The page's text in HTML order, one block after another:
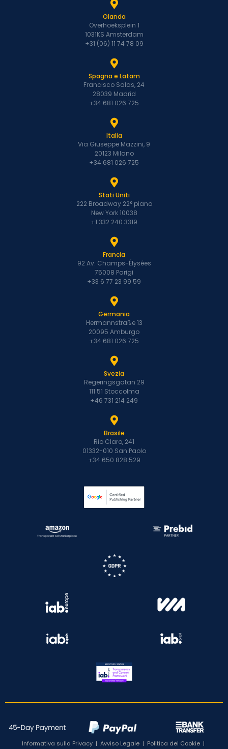
Olanda
Overhoeksplein 1
1031KS Amsterdam
+31 (06) 11 74 78 09
Spagna e Latam
Francisco Salas, 24
28039 Madrid
+34 681 026 725
Italia
Via Giuseppe Mazzini, 9
20123 Milano
+34 681 026 725
Stati Uniti
222 Broadway 22° piano
New York 10038
+1 332 240 3319
Francia
92 Av. Champs-Élysées
75008 Parigi
+33 6 77 23 99 59
Germania
Hermannstraße 13
20095 Amburgo
+34 681 026 725
Svezia
Regeringsgatan 29
111 51 Stoccolma
+46 731 214 249
Brasile
Rio Claro, 241
01332-010 San Paolo
+34 650 828 529
Informativa sulla Privacy | Avviso Legale | Politica dei Cookie |